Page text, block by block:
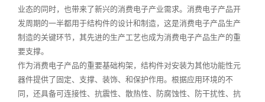
业态的同时，也带来了新兴的消费电子产业需求。消费电子产品开
发周期的一半都用于结构件的设计和制造，这是消费电子产品生产
制造的关键环节，其先进的生产工艺也成为消费电子产品生产的重
要支撑。
作为消费电子产品的重要基础构架，结构件对安装为其他功能性元
器件提供了固定、支撑、装饰、和保护作用。根据应用环境的不
同，还具备可连接性、抗震性、散热性、防腐蚀性、防干扰性、抗